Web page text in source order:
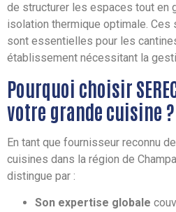
de structurer les espaces tout en
isolation thermique optimale. Ces
sont essentielles pour les
établissement nécessitant la
Pourquoi choisir
votre grande cuisine ?
En tant que fournisseur reconnu
cuisines dans la région de
distingue par :
Son expertise globale